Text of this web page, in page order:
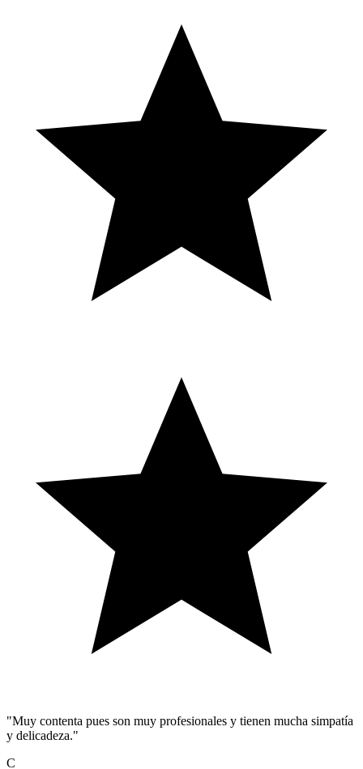
"Muy contenta pues son muy profesionales y tienen mucha simpatía
y delicadeza."
C